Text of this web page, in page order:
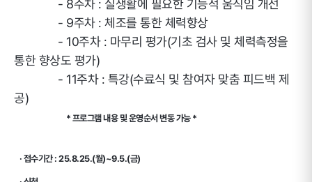
- 8주차 : 실생활에 필요한 기능적 움직임 개선
- 9주차 : 체조를 통한 체력향상
- 10주차 : 마무리 평가(기초 검사 및 체력측정을
통한 향상도 평가)
- 11주차 : 특강(수료식 및 참여자 맞춤 피드백 제
공)
* 프로그램 내용 및 운영순서 변동 가능 *
· 접수기간 : 25.8.25.(월)~9.5.(금)